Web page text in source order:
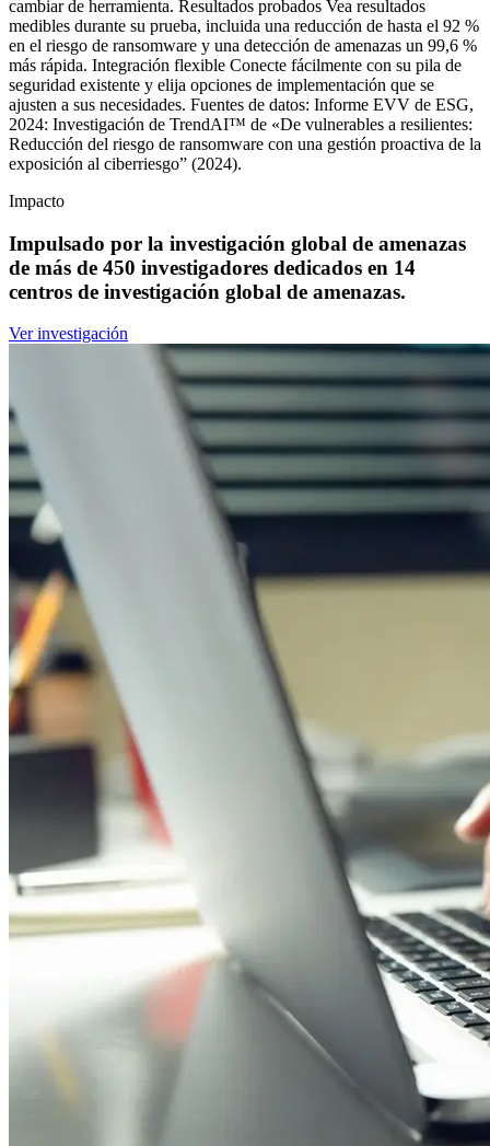
cambiar de herramienta. Resultados probados Vea resultados
medibles durante su prueba, incluida una reducción de hasta el 92 %
en el riesgo de ransomware y una detección de amenazas un 99,6 %
más rápida. Integración flexible Conecte fácilmente con su pila de
seguridad existente y elija opciones de implementación que se
ajusten a sus necesidades. Fuentes de datos: Informe EVV de ESG,
2024: Investigación de TrendAI™ de «De vulnerables a resilientes:
Reducción del riesgo de ransomware con una gestión proactiva de la
exposición al ciberriesgo” (2024).
Impacto
Impulsado por la investigación global de amenazas
de más de 450 investigadores dedicados en 14
centros de investigación global de amenazas.
Ver investigación